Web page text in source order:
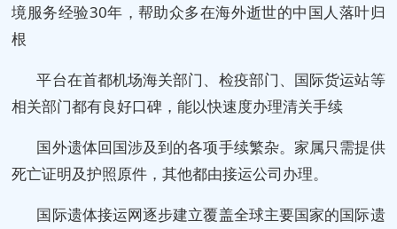
境服务经验30年，帮助众多在海外逝世的中国人落叶归
根
平台在首都机场海关部门、检疫部门、国际货运站等
相关部门都有良好口碑，能以快速度办理清关手续
国外遗体回国涉及到的各项手续繁杂。家属只需提供
死亡证明及护照原件，其他都由接运公司办理。
国际遗体接运网逐步建立覆盖全球主要国家的国际遗